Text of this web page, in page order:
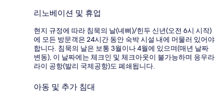
리노베이션 및 휴업
현지 규정에 따라 침묵의 날(녜삐)/힌두 신년(오전 6시 시작)
에 모든 방문객은 24시간 동안 숙박 시설 내에 머물러 있어야
합니다. 침묵의 날은 보통 3월이나 4월에 있으며(매년 날짜
변동), 이 날짜에는 체크인 및 체크아웃이 불가능하며 응우라
라이 공항(발리 국제공항)도 폐쇄됩니다.
아동 및 추가 침대